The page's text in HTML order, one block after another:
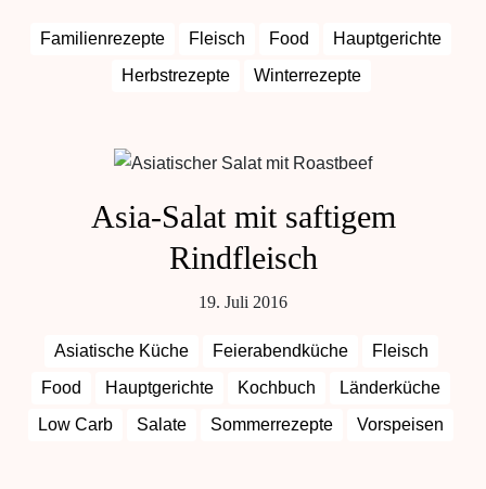
Familienrezepte Fleisch Food
Hauptgerichte
Herbstrezepte
Winterrezepte
Asia-Salat mit saftigem
Rindfleisch
19. Juli 2016
Asiatische Küche Feierabendküche
Fleisch
Food
Hauptgerichte Kochbuch
Länderküche
Low Carb
Salate Sommerrezepte Vorspeisen